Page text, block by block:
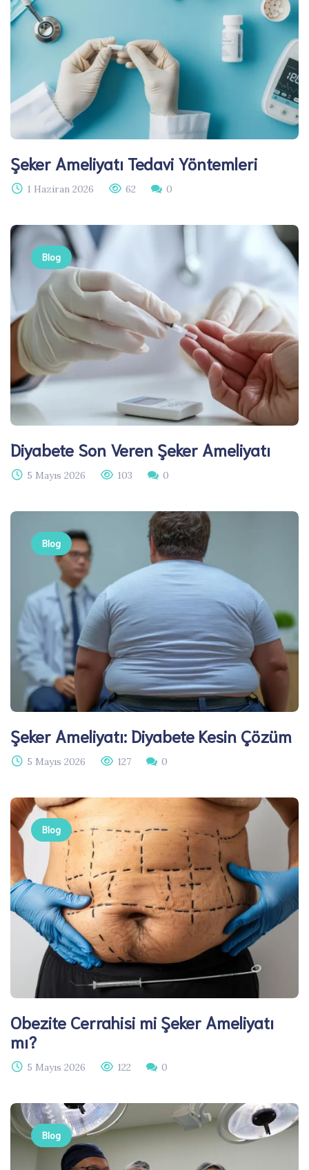
Şeker Ameliyatı Tedavi Yöntemleri
1 Haziran 2026 62 0
Blog
Diyabete Son Veren Şeker Ameliyatı
5 Mayıs 2026 103 0
Blog
Şeker Ameliyatı: Diyabete Kesin Çözüm
5 Mayıs 2026 127 0
Blog
Obezite Cerrahisi mi Şeker Ameliyatı
mı?
5 Mayıs 2026 122 0
Blog